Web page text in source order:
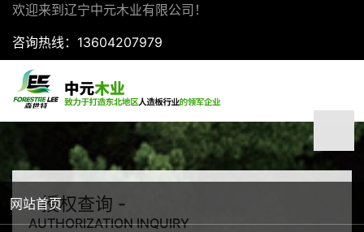
欢迎来到辽宁中元木业有限公司！
咨询热线：13604207979
网站首页
- 授权查询 -
AUTHORIZATION INQUIRY